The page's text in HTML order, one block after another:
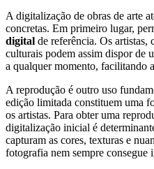
A digitalização de obras de arte
concretas. Em primeiro lugar,
digital de referência. Os artistas,
culturais podem assim dispor de
a qualquer momento, facilitando
A reprodução é outro uso
edição limitada constituem uma
os artistas. Para obter uma
digitalização inicial é
capturam as cores, texturas e
fotografia nem sempre consegue